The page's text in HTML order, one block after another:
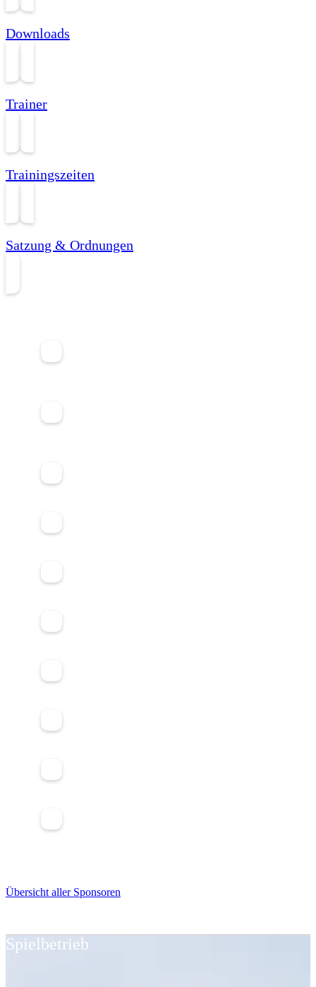
Downloads
Trainer
Trainingszeiten
Satzung & Ordnungen
Übersicht aller Sponsoren
Spielbetrieb